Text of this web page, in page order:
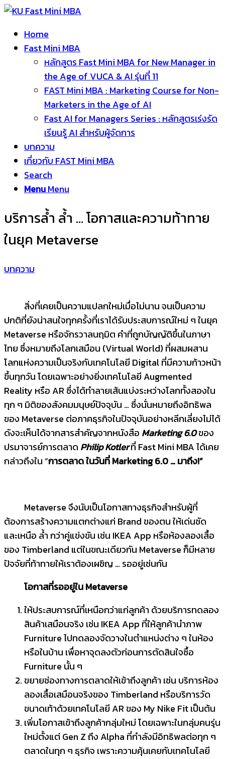
Home
Fast Mini MBA
หลักสูตร Fast Mini MBA for New Manager in
the Age of VUCA & AI รุ่นที่ 11
FAST Mini MBA : Marketing Course for Non-
Marketers in the Age of AI
Fast AI for Managers Series : หลักสูตรเร่งรัด
เรียนรู้ AI สำหรับผู้จัดการ
บทความ
เกี่ยวกับ FAST Mini MBA
Search
MenuMenu
บริการล้ำ ล้ำ … โอกาสและความท้าทาย
ในยุค Metaverse
บทความ
สิ่งที่เคยเป็นความแปลกใหม่เมื่อไม่นาน จนเป็นความ
ปกติที่ยังน่าสนใจทุกครั้งที่เราได้รับประสบการณ์ใหม่ ๆ ในยุค
Metaverse หรือจักรวาลนฤมิต คำที่ถูกบัญญัติขึ้นในภาษา
ไทย ซึ่งหมายถึงโลกเสมือน (Virtual World) ที่ผสมผสาน
โลกแห่งความเป็นจริงกับเทคโนโลยี Digital ที่มีความก้าวหน้า
ขึ้นทุกวัน โดยเฉพาะอย่างยิ่งเทคโนโลยี Augmented
Reality หรือ AR ซึ่งได้ทำลายเส้นแบ่งระหว่างโลกทั้งสองใน
ทุก ๆ มิติของสังคมมนุษย์ปัจจุบัน … ซึ่งนั่นหมายถึงอิทธิพล
ของ Metaverse ต่อภาคธุรกิจในปัจจุบันอย่างหลีกเลี่ยงไม่ได้
ดังจะเห็นได้จากสารสำคัญจากหนังสือ Marketing 6.0ของ
ปรมาจารย์การตลาด Philip Kotlerที่ Fast Mini MBA ได้เคย
กล่าวถึงใน “การตลาด ในวันที่ Marketing 6.0 … มาถึง!”
Metaverse จึงนับเป็นโอกาสทางธุรกิจสำหรับผู้ที่
ต้องการสร้างความแตกต่างแก่ Brand ของตน ให้เด่นชัด
และเหนือ ล้ำ กว่าคู่แข่งขัน เช่น IKEA App หรือห้องลองเสื้อ
ของ Timberland แต่ในขณะเดียวกัน Metaverse ก็มีหลาย
ปัจจัยที่ท้าทายให้เราต้องเผชิญ … รออยู่เช่นกัน
โอกาสที่รออยู่ในMetaverse
ให้ประสบการณ์ที่เหนือกว่าแก่ลูกค้า ด้วยบริการทดลอง
สินค้าเสมือนจริง เช่น IKEA App ที่ให้ลูกค้านำภาพ
Furniture ไปทดลองจัดวางในตำแหน่งต่าง ๆ ในห้อง
หรือในบ้าน เพื่อหาจุดลงตัวก่อนการตัดสินใจซื้อ
Furniture นั้น ๆ
ขยายช่องทางการตลาดให้เข้าถึงลูกค้า เช่น บริการห้อง
ลองเสื้อเสมือนจริงของ Timberland หรือบริการวัด
ขนาดเท้าด้วยเทคโนโลยี AR ของ My Nike Fit เป็นต้น
เพิ่มโอกาสเข้าถึงลูกค้ากลุ่มใหม่ โดยเฉพาะในกลุ่มคนรุ่น
ใหม่ตั้งแต่ Gen Z ถึง Alpha ที่กำลังมีอิทธิพลต่อทุก ๆ
ตลาดในทุก ๆ ธุรกิจ เพราะความคุ้นเคยกับเทคโนโลยี